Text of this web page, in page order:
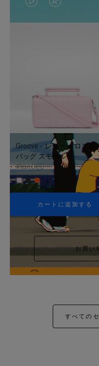
VIDEO
IS
TO
IT
VIDEO
IS
IT
Groove - レザー クロスボ
バッグ スモール
¥187,000
+5
カートに追加する
お買い
すべての